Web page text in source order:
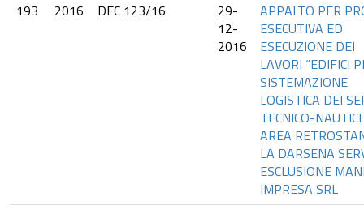
193
2016 DEC 123/16
29-
12-
2016
APPALTO PER
ESECUTIVA ED
ESECUZIONE DEI
LAVORI “EDIFICI
SISTEMAZIONE
LOGISTICA DEI
TECNICO-
AREA
LA DARSENA
ESCLUSIONE
IMPRESA SRL